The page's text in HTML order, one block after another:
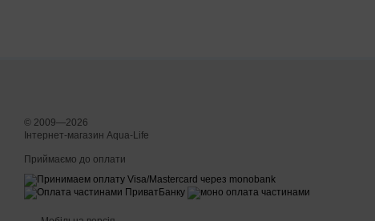
© 2009—2026
Інтернет-магазин Aqua-Life
Приймаємо до оплати